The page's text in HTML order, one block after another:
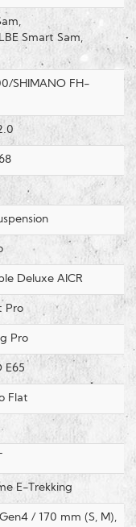
Smart Sam,
SHIMANO FH-
Deluxe AICR
Pro
Pro
E65
Flat
E-Trekking
/ 170 mm (S, M),